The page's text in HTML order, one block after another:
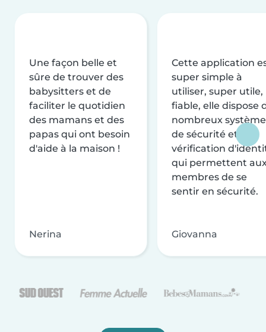
Une façon belle et
sûre de trouver des
babysitters et de
faciliter le quotidien
des mamans et des
papas qui ont besoin
d'aide à la maison !
Nerina
Cette application
super simple à
utiliser, super utile,
fiable, elle dispose
nombreux
de sécurité et de
vérification
qui permettent
membres de se
sentir en sécurité.
Giovanna